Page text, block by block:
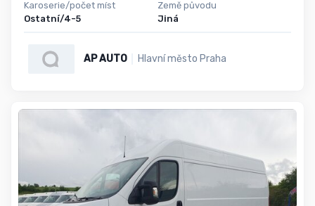
Karoserie/počet míst
Ostatní/4-5
Země původu
Jiná
AP AUTO Hlavní město Praha